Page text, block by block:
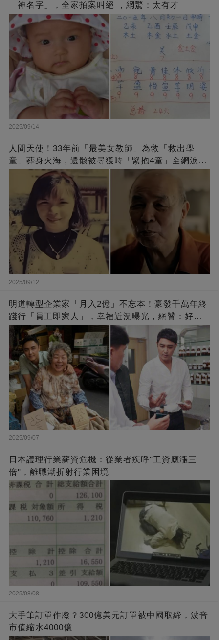
「神名字」，全家拍案叫絕 ，網驚：太有才
2025/09/14
人間天使！33年前「最美女教師」為救「救出學
童」葬身火海，遺骸被尋獲時「緊抱4童」全網淚
崩：真正的英雄不該被遺忘
2025/09/12
明道轉型企業家「月入2億」不忘本！豪發千萬年終
踐行「員工即家人」，幸福近況曝光，網贊：好老
闆的福報
2025/09/07
日本護理行業薪資危機：從業者疾呼"工資應漲三
倍"，離職潮折射行業困境
2025/08/08
大手筆訂單作廢？300億美元訂單被中國取締，波音
市值縮水4000億